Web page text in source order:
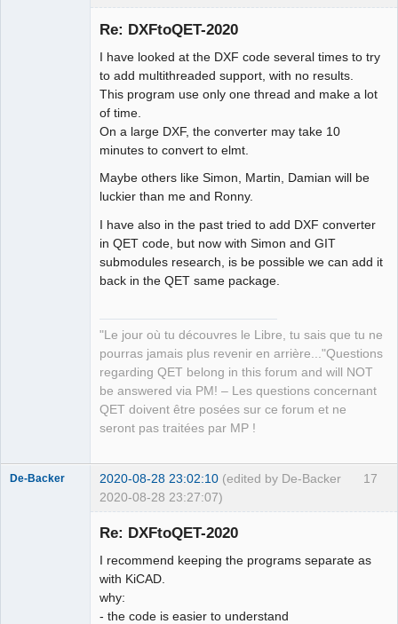
Re: DXFtoQET-2020
I have looked at the DXF code several times to try
to add multithreaded support, with no results.
This program use only one thread and make a lot
of time.
On a large DXF, the converter may take 10
minutes to convert to elmt.
Maybe others like Simon, Martin, Damian will be
luckier than me and Ronny.
I have also in the past tried to add DXF converter
in QET code, but now with Simon and GIT
submodules research, is be possible we can add it
back in the QET same package.
"Le jour où tu découvres le Libre, tu sais que tu ne
pourras jamais plus revenir en arrière..."Questions
regarding QET belong in this forum and will NOT
be answered via PM! – Les questions concernant
QET doivent être posées sur ce forum et ne
seront pas traitées par MP !
17
De-Backer 2020-08-28 23:02:10 (edited by De-Backer
2020-08-28 23:27:07)
Re: DXFtoQET-2020
I recommend keeping the programs separate as
with KiCAD.
why:
- the code is easier to understand